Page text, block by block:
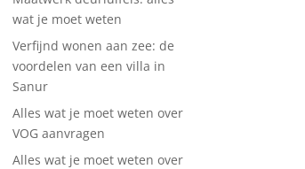
wat je moet weten
Verfijnd wonen aan zee: de
voordelen van een villa in
Sanur
Alles wat je moet weten over
VOG aanvragen
Alles wat je moet weten over